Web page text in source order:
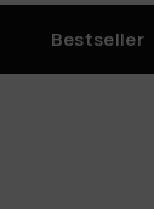
Bestseller